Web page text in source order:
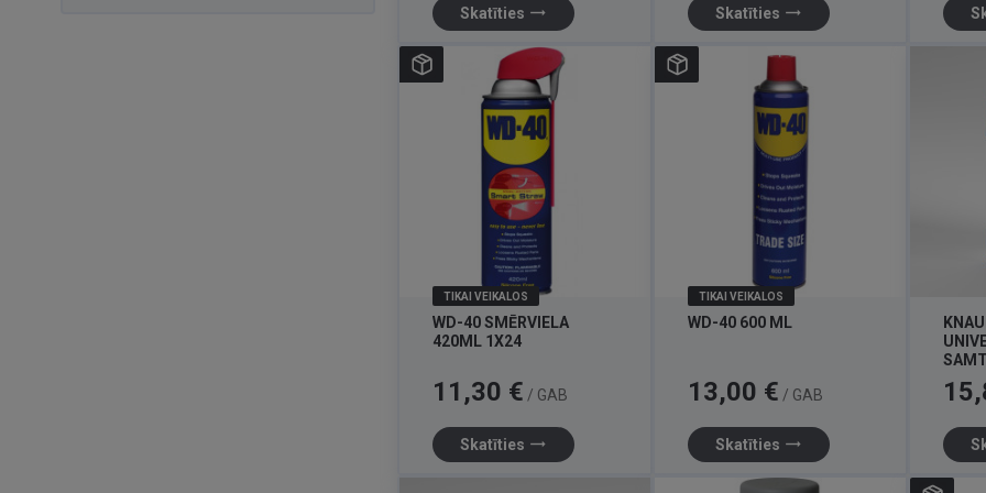
Skatīties trending_flat Skatīties trending_flat
TIKAI VEIKALOS
WD-40 SMĒRVIELA
420ML 1X24
Cena
11,30 € / GAB
Skatīties trending_flat
TIKAI VEIKALOS
WD-40 600 ML
Cena
13,00 € / GAB
Skatīties trending_flat
Cena